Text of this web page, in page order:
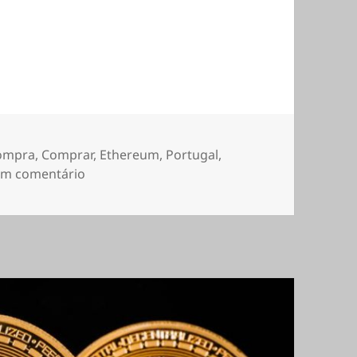
, Comprar, Ethereum, Portugal,
comentário